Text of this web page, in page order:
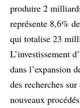
produire 2
représente 8,6%
qui totalise 23
L’investissement
dans l’expansion
des recherches
nouveaux